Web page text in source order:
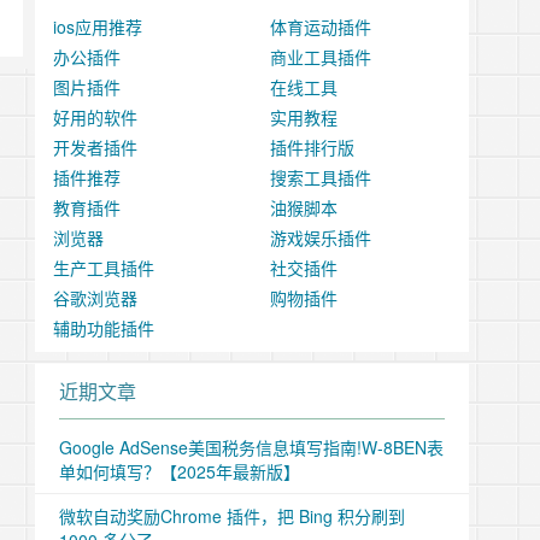
ios应用推荐
体育运动插件
办公插件
商业工具插件
图片插件
在线工具
好用的软件
实用教程
开发者插件
插件排行版
插件推荐
搜索工具插件
教育插件
油猴脚本
浏览器
游戏娱乐插件
生产工具插件
社交插件
谷歌浏览器
购物插件
辅助功能插件
近期文章
Google AdSense美国税务信息填写指南!W-8BEN表
单如何填写？【2025年最新版】
微软自动奖励Chrome 插件，把 Bing 积分刷到